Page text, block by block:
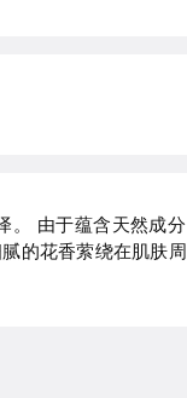
。 由于蕴含天然成
的花香萦绕在肌肤